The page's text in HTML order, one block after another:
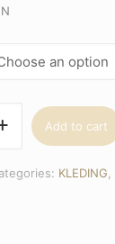
Add to cart
KLEDING